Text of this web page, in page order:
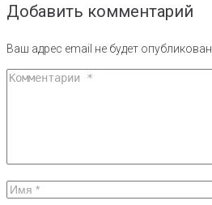
Добавить комментарий
Ваш адрес email не будет опубликован.